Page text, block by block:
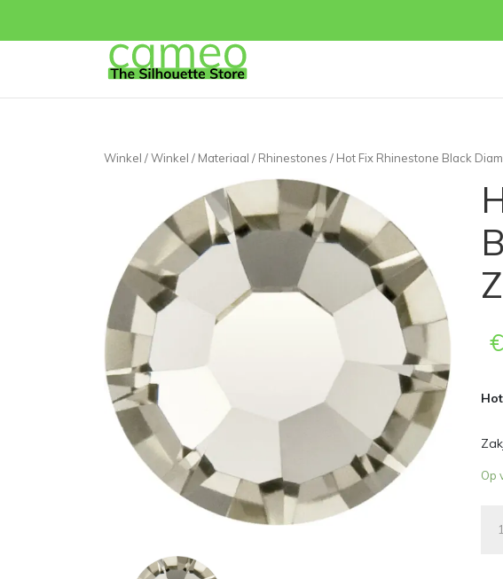
Winkel /Winkel / Materiaal / Rhinestones / Hot Fix Rhinestone Black
€
Op